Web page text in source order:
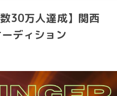
数30万人達成】関西
ディション